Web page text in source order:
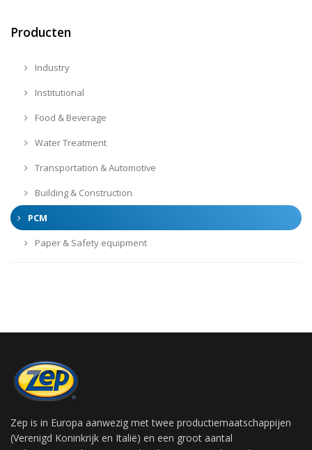
Producten
Industry
Institutional
Food & Beverage
Water Treatment
Transportation & Automotive
Building & Construction
PCM
Paper & Safety equipment
Zep is in Europa aanwezig met twee productiemaatschappijen
(Verenigd Koninkrijk en Italië) en een groot aantal